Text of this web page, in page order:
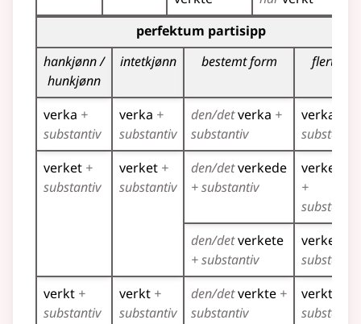
Bøyingstabell for dette verbet (partisippformer)
perfektum partisipp
hankjønn /
hunkjønn
intetkjønn bestemt form flertall
verka +
substantiv
verka +
substantiv
den/detverka +
substantiv
verka
substantiv
verket +
substantiv
verket +
substantiv
den/detverkede
+ substantiv
verkede
+
substantiv
den/detverkete
+ substantiv
verkete
substantiv
verkt +
substantiv
verkt +
substantiv
den/detverkte +
substantiv
verkte
substantiv